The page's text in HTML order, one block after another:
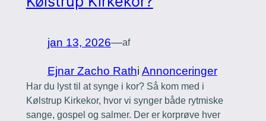
jan 13, 2026—af
Ejnar Zacho Rathi Annonceringer
Har du lyst til at synge i kor? Så kom med i
Kølstrup Kirkekor, hvor vi synger både rytmiske
sange, gospel og salmer. Der er korprøve hver